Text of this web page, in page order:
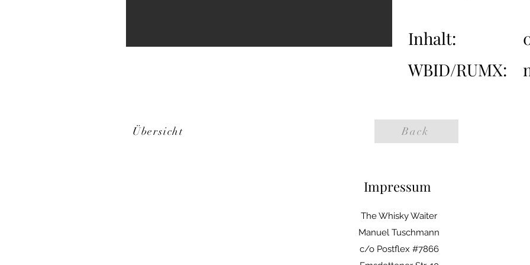
Inhalt:
WBID/RUMX:
Übersicht Back
Impressum
The Whisky Waiter
Manuel Tuschmann
c/o Postflex #7866